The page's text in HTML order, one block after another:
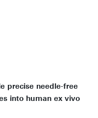
precise needle-free
into human ex vivo